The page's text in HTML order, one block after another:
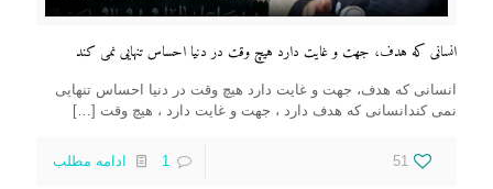
انسانی که هدف، جهت و غایت دارد هیچ وقت در دنیا احساس تنهایی نمی کند
انسانی که هدف، جهت و غایت دارد هیچ وقت در دنیا احساس تنهایی
نمی کندانسانی که هدف دارد ، جهت و غایت دارد ، هیچ وقت […]
51
1 ادامه مطلب